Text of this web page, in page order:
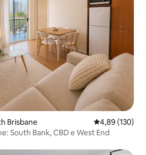
Brisbane 4,89 de uma
4,89 (130)
South Bank, CBD e West End